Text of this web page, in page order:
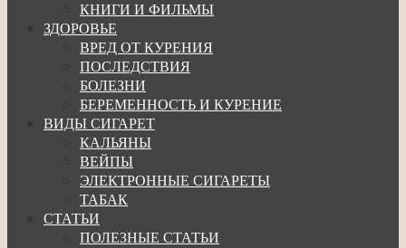
КНИГИ И ФИЛЬМЫ
ЗДОРОВЬЕ
ВРЕД ОТ КУРЕНИЯ
ПОСЛЕДСТВИЯ
БОЛЕЗНИ
БЕРЕМЕННОСТЬ И КУРЕНИЕ
ВИДЫ СИГАРЕТ
КАЛЬЯНЫ
ВЕЙПЫ
ЭЛЕКТРОННЫЕ СИГАРЕТЫ
ТАБАК
СТАТЬИ
ПОЛЕЗНЫЕ СТАТЬИ